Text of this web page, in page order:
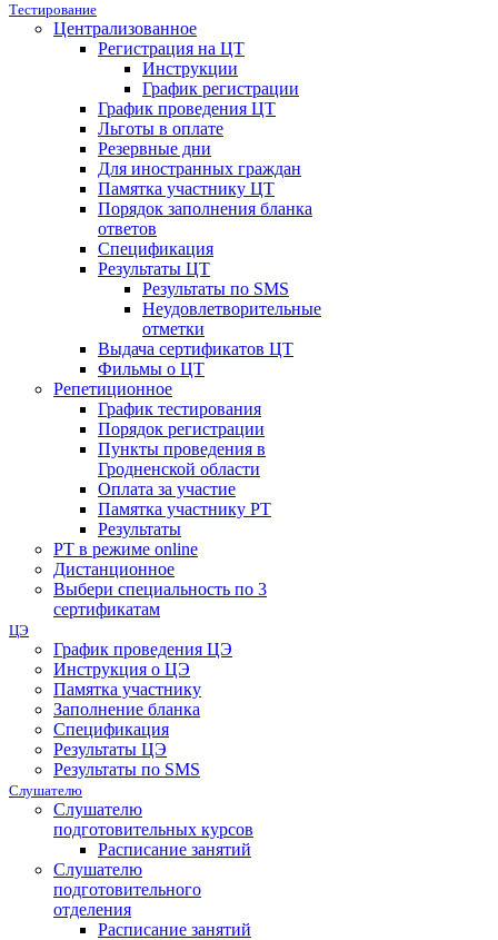
Тестирование
Централизованное
Регистрация на ЦТ
Инструкции
График регистрации
График проведения ЦТ
Льготы в оплате
Резервные дни
Для иностранных граждан
Памятка участнику ЦТ
Порядок заполнения бланка
ответов
Спецификация
Результаты ЦТ
Результаты по SMS
Неудовлетворительные
отметки
Выдача сертификатов ЦТ
Фильмы о ЦТ
Репетиционное
График тестирования
Порядок регистрации
Пункты проведения в
Гродненской области
Оплата за участие
Памятка участнику РТ
Результаты
РТ в режиме online
Дистанционное
Выбери специальность по 3
сертификатам
ЦЭ
График проведения ЦЭ
Инструкция о ЦЭ
Памятка участнику
Заполнение бланка
Спецификация
Результаты ЦЭ
Результаты по SMS
Слушателю
Слушателю
подготовительных курсов
Расписание занятий
Слушателю
подготовительного
отделения
Расписание занятий